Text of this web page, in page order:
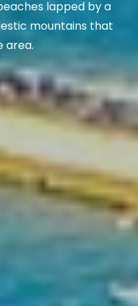
lapped by a
mountains that
area.